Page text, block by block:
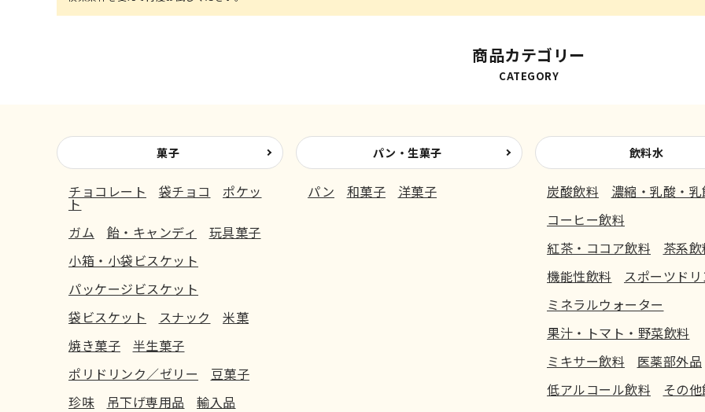
商品カテゴリー
CATEGORY
菓子
チョコレート 袋チョコ ポケッ
ト
ガム
飴・キャンディ
玩具菓子
小箱・小袋ビスケット
パッケージビスケット
袋ビスケット
スナック
米菓
焼き菓子
半生菓子
ポリドリンク／ゼリー
豆菓子
珍味
吊下げ専用品
輸入品
パン・生菓子
パン 和菓子 洋菓子
飲料水
炭酸飲料
濃縮・乳酸・
コーヒー飲料
紅茶・ココア飲料
茶系飲
機能性飲料
スポーツドリ
ミネラルウォーター
果汁・トマト・野菜飲料
ミキサー飲料
医薬部外品
低アルコール飲料
その